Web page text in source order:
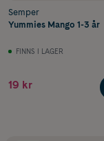
Semper
Yummies Mango 1-3 år
FINNS I LAGER
19 kr